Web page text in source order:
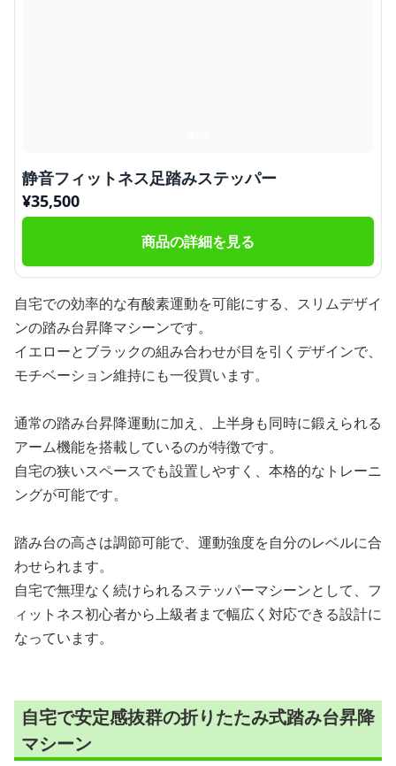
静音フィットネス足踏みステッパー
¥35,500
商品の詳細を見る
自宅での効率的な有酸素運動を可能にする、スリムデザイ
ンの踏み台昇降マシーンです。
イエローとブラックの組み合わせが目を引くデザインで、
モチベーション維持にも一役買います。
通常の踏み台昇降運動に加え、上半身も同時に鍛えられる
アーム機能を搭載しているのが特徴です。
自宅の狭いスペースでも設置しやすく、本格的なトレーニ
ングが可能です。
踏み台の高さは調節可能で、運動強度を自分のレベルに合
わせられます。
自宅で無理なく続けられるステッパーマシーンとして、フ
ィットネス初心者から上級者まで幅広く対応できる設計に
なっています。
自宅で安定感抜群の折りたたみ式踏み台昇降
マシーン